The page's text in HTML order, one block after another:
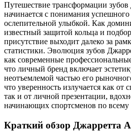
Путешествие трансформации
начинается с понимания успешного
ослепительной улыбкой. Как
известный защитой кольца и
присутствие выходит далеко за
статистики. Эволюция зубов
как современные
что личный бренд включает
неотъемлемой частью его
что уверенность излучается как
так и от личной презентации,
начинающих спортсменов по всему
Краткий обзор Джарретта